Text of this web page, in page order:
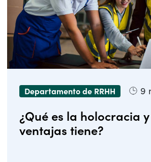
Departamento de RRHH 9
¿Qué es la holocracia
ventajas tiene?